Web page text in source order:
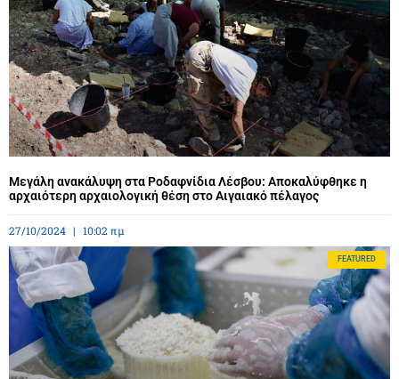
Μεγάλη ανακάλυψη στα Ροδαφνίδια Λέσβου: Αποκαλύφθηκε η
αρχαιότερη αρχαιολογική θέση στο Αιγαιακό πέλαγος
27/10/2024 10:02 πμ
FEATURED